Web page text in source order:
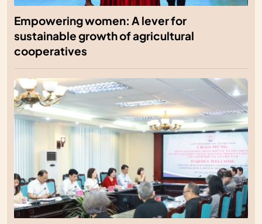
Empowering women: A lever for
sustainable growth of agricultural
cooperatives